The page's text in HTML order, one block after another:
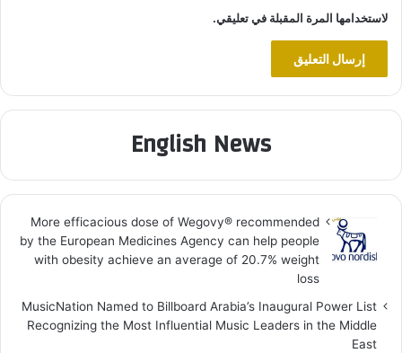
لاستخدامها المرة المقبلة في تعليقي.
English News
More efficacious dose of Wegovy®️ recommended
by the European Medicines Agency can help people
with obesity achieve an average of 20.7% weight
loss
MusicNation Named to Billboard Arabia’s Inaugural Power List
Recognizing the Most Influential Music Leaders in the Middle
East